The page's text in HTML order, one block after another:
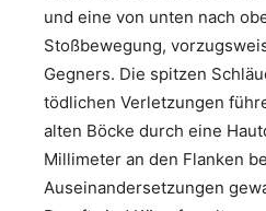
und eine von unten nach
Stoßbewegung,
Gegners. Die spitzen
tödlichen Verletzungen
alten Böcke durch eine
Millimeter an den Flanken
Auseinandersetzungen